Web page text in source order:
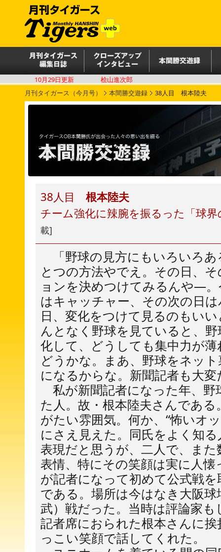
10月29日更新
桧山進次郎
月刊タイガース（今月号）
本間勝交遊録 38人目 根本陸夫
38人目 根本陸夫
チーム強化に辣腕を振るった「球
載]
「野球の見方にもいろいろ
とつの方法やでえ。その日、
ョンを決めつけてみるんや―
はキャッチャー、その次の日
日、変化をつけて見るのもい
んとなく野球を見ていると、
化して、どうしても集中力が
どうかな。まあ、野球をネッ
になるからな。新聞記者も大
私が新聞記者になった年、野
た人。故・根本陸夫さんであ
がたい雰囲気。何か、“怖いオ
にさえ見えた。同氏をよく知
表現だと思うが、二人で、ま
表情、特にその笑顔は実に人
が記者になって初めて公式戦
である。場所は今はなき大阪
武）戦だった。当時は評論家
記者席におられた根本さんに
っこい笑顔で話してくれた。